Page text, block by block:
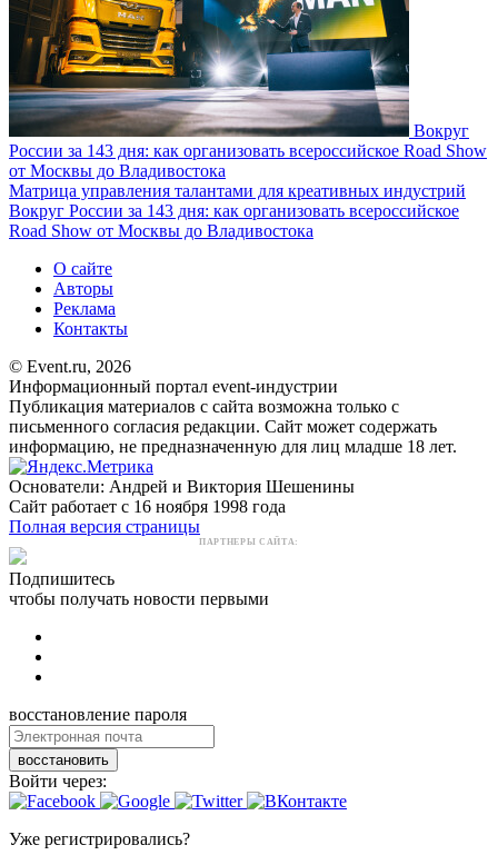
Вокруг
России за 143 дня: как организовать всероссийское Road Show
от Москвы до Владивостока
Матрица управления талантами для креативных индустрий
Вокруг России за 143 дня: как организовать всероссийское
Road Show от Москвы до Владивостока
О сайте
Авторы
Реклама
Контакты
© Event.ru, 2026
Информационный портал event-индустрии
Публикация материалов с сайта возможна только с
письменного согласия редакции. Сайт может содержать
информацию, не предназначенную для лиц младше 18 лет.
Основатели: Андрей и Виктория Шешенины
Сайт работает с 16 ноября 1998 года
Полная версия страницы
ПАРТНЕРЫ САЙТА:
Подпишитесь
чтобы получать новости первыми
восстановление пароля
восстановить
Войти через:
Уже регистрировались?